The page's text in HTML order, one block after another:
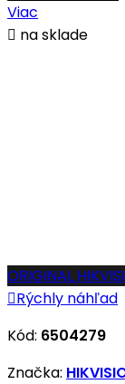
Viac
 na sklade
ORIGINAL
Rýchly náhľad
Kód: 6504279
Značka: